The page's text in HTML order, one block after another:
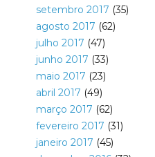
setembro 2017 (35)
agosto 2017 (62)
julho 2017 (47)
junho 2017 (33)
maio 2017 (23)
abril 2017 (49)
março 2017 (62)
fevereiro 2017 (31)
janeiro 2017 (45)